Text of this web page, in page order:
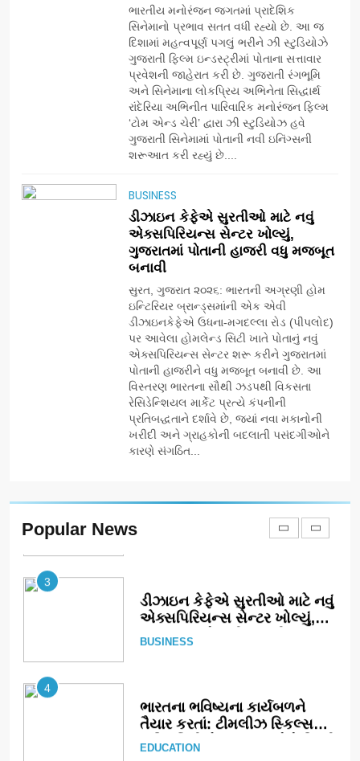
ભારતીય મનોરંજન જગતમાં પ્રાદેશિક
સિનેમાનો પ્રભાવ સતત વધી રહ્યો છે. આ જ
દિશામાં મહત્વપૂર્ણ પગલું ભરીને ઝી સ્ટુડિયોઝે
ગુજરાતી ફિલ્મ ઇન્ડસ્ટ્રીમાં પોતાના સત્તાવાર
પ્રવેશની જાહેરાત કરી છે. ગુજરાતી રંગભૂમિ
અને સિનેમાના લોકપ્રિય અભિનેતા સિદ્ધાર્થ
રાંદેરિયા અભિનીત પારિવારિક મનોરંજન ફિલ્મ
‘ટોમ એન્ડ ચેરી’ દ્વારા ઝી સ્ટુડિયોઝ હવે
ગુજરાતી સિનેમામાં પોતાની નવી ઇનિંગ્સની
શરૂઆત કરી રહ્યું છે....
BUSINESS
ડીઝાઇન કેફેએ સુરતીઓ માટે નવું
એક્સપિરિયન્સ સેન્ટર ખોલ્યું,
ગુજરાતમાં પોતાની હાજરી વધુ મજબૂત
બનાવી
સુરત, ગુજરાત ૨૦૨૬: ભારતની અગ્રણી હોમ
ઇન્ટિરિયર બ્રાન્ડ્સમાંની એક એવી
ડીઝાઇનકેફેએ ઉધના-મગદલ્લા રોડ (પીપલોદ)
પર આવેલા હોમલેન્ડ સિટી ખાતે પોતાનું નવું
એક્સપિરિયન્સ સેન્ટર શરૂ કરીને ગુજરાતમાં
પોતાની હાજરીને વધુ મજબૂત બનાવી છે. આ
વિસ્તરણ ભારતના સૌથી ઝડપથી વિકસતા
રેસિડેન્શિયલ માર્કેટ પ્રત્યે કંપનીની
પ્રતિબદ્ધતાને દર્શાવે છે, જ્યાં નવા મકાનોની
ખરીદી અને ગ્રાહકોની બદલાતી પસંદગીઓને
કારણે સંગઠિત...
Popular News
177 દેશો અને 52 લાખ દર્શકો:
ગુજરાતી OTT પ્લેટફોર્મ ‘જોજો’
(JOJO) નો વિશ્વભરમાં દબદબો
BUSINESS
અમદાવાદમાં યોજાયેલા ‘ઓકલ્ટ
ટેરોટ રીડર પુનિતજી લુલ્લા એ
ટેરોટ કાર્ડ રીડિંગ અંગે માહિતી
આપી
ગ્લોબલ એક્સેલન્સ ફોરમ દ્વારા
નેશનલ લીડરશિપ કોન્કલેવ તથા
ભારત સમ્માન ૨૦૨૬નો ભવ્ય અને
પ્રતિષ્ઠિત કાર્યક્રમ નવી દિલ્હીમાં
સફળતાપૂર્વક યોજાયો
BUSINESS
ગેટ સેટ ગો રિવ્યુ: ગુજરાતી
સિનેમામાં એક્શન અને રોમાંચનો
એક તદ્દન નવો અને અનોખો
અંદાજ
ENTERTAINMENT
સિનેમામાં ગ્રાન્ડ એન્ટ્રી: સિદ્ધાર્થ
રાંદેરિયાની ‘ટોમ એન્ડ ચેરી’ સાથે
3
ડીઝાઇન કેફેએ સુરતીઓ માટે નવું
એક્સપિરિયન્સ સેન્ટર ખોલ્યું,
ગુજરાતમાં પોતાની હાજરી વધુ
મજબૂત બનાવી
4
ભારતના ભવિષ્યના કાર્યબળને
તૈયાર કરતાં: ટીમલીઝ સ્કિલ્સ
યુનિવર્સિટીએ 65 સ્નાતકોને ડિગ્રી
એનાયત કરી
EDUCATION